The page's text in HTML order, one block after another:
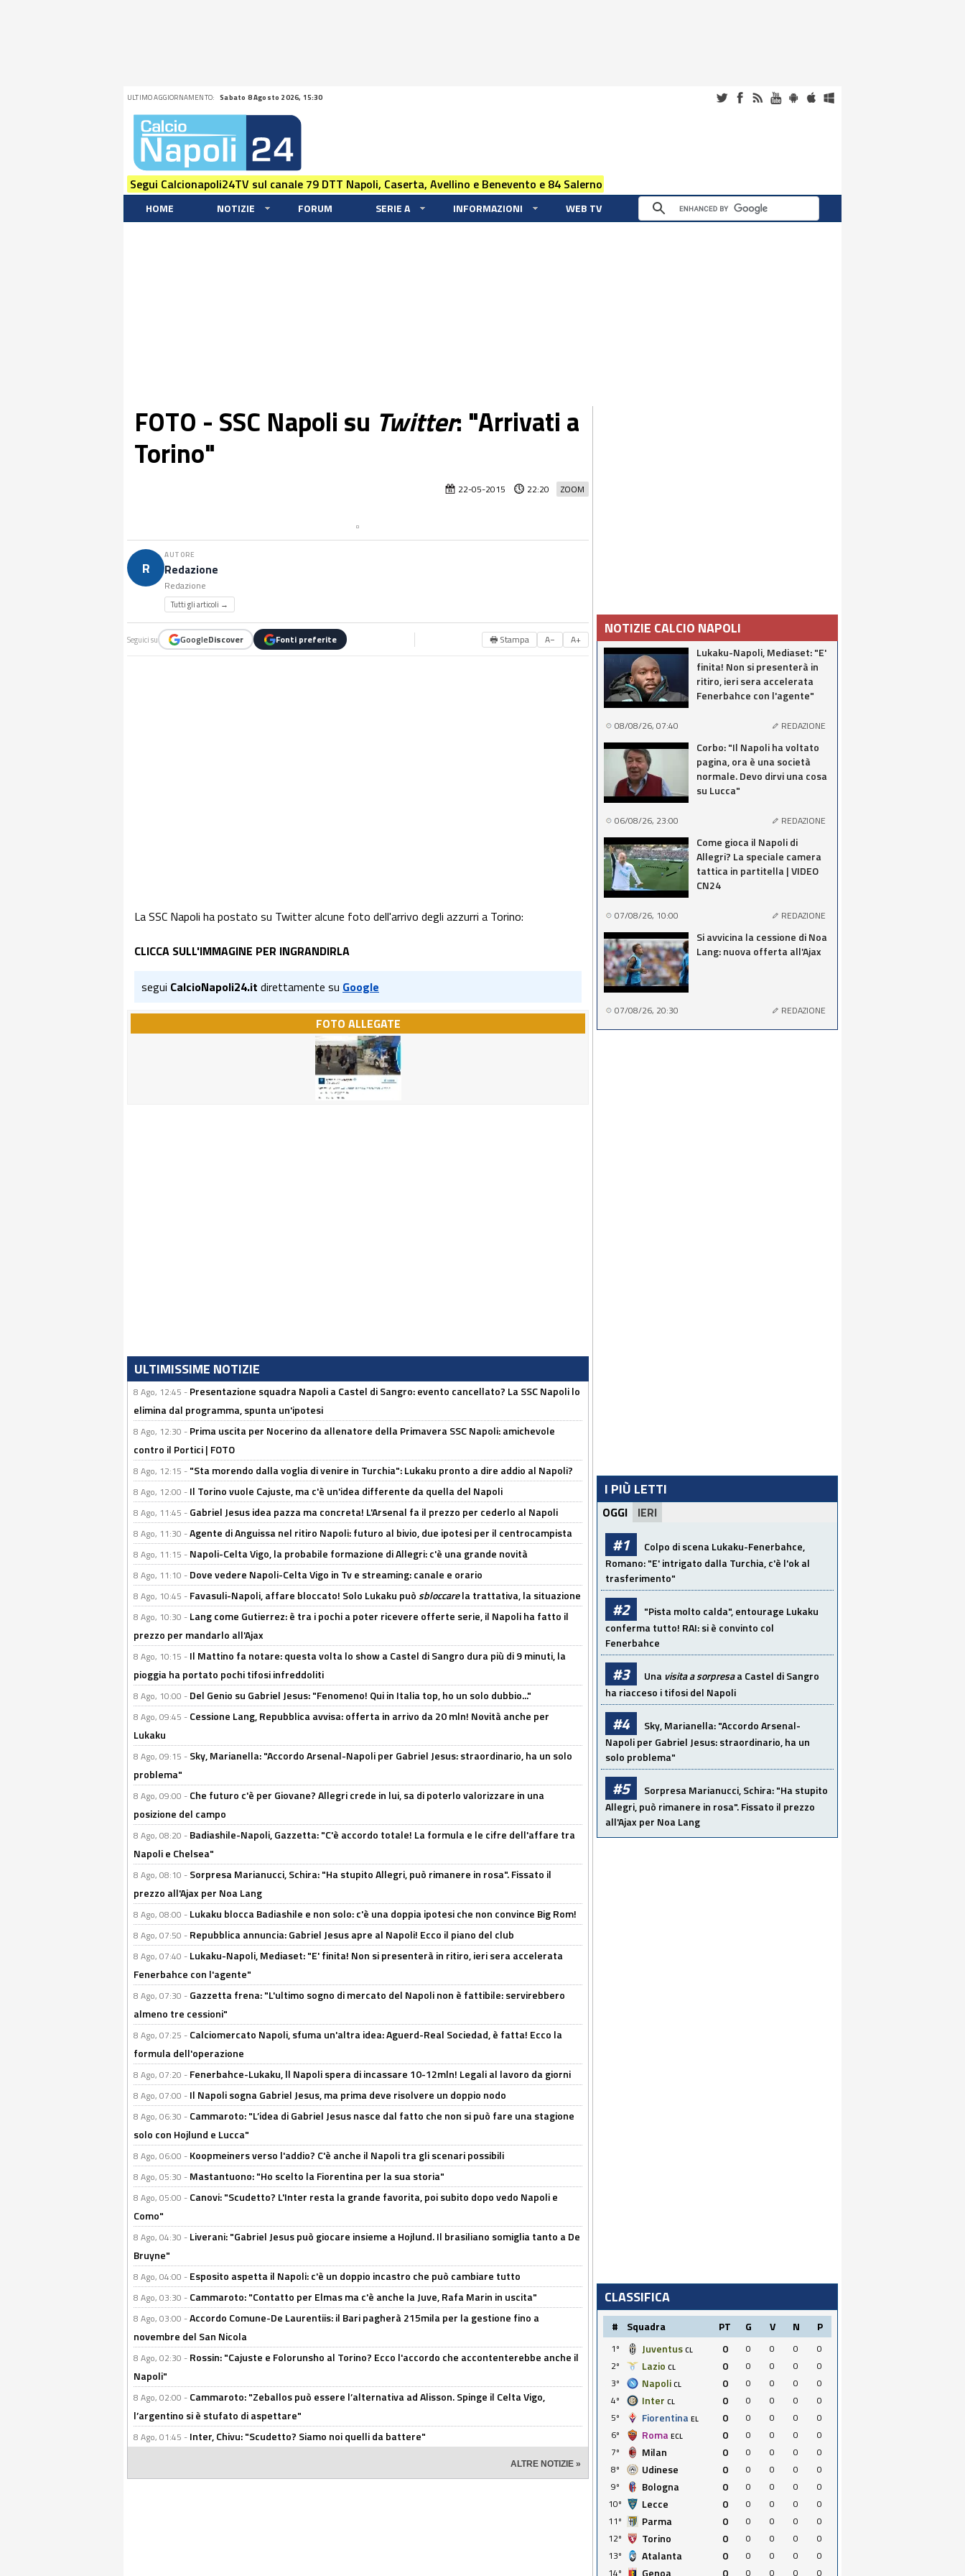
ULTIMO AGGIORNAMENTO: Sabato 8 Agosto 2026, 15:30
Segui Calcionapoli24TV sul canale 79 DTT Napoli, Caserta, Avellino e Benevento e 84 Salerno
HOME NOTIZIE FORUM SERIE A INFORMAZIONI WEB TV
FOTO - SSC Napoli su Twitter: "Arrivati a
Torino"
ZOOM
22-05-2015 22:20
R
AUTORE
Redazione
Redazione
Tutti gli articoli →
Seguici su GoogleDiscover Fonti preferite 🖶 Stampa A− A+
La SSC Napoli ha postato su Twitter alcune foto dell'arrivo degli azzurri a Torino:
CLICCA SULL'IMMAGINE PER INGRANDIRLA
segui CalcioNapoli24.it direttamente su Google
FOTO ALLEGATE
ULTIMISSIME NOTIZIE
8 Ago, 12:45 - Presentazione squadra Napoli a Castel di Sangro: evento cancellato? La SSC Napoli lo
elimina dal programma, spunta un'ipotesi
8 Ago, 12:30 - Prima uscita per Nocerino da allenatore della Primavera SSC Napoli: amichevole
contro il Portici | FOTO
8 Ago, 12:15 - "Sta morendo dalla voglia di venire in Turchia": Lukaku pronto a dire addio al Napoli?
8 Ago, 12:00 - Il Torino vuole Cajuste, ma c'è un'idea differente da quella del Napoli
8 Ago, 11:45 - Gabriel Jesus idea pazza ma concreta! L'Arsenal fa il prezzo per cederlo al Napoli
8 Ago, 11:30 -Agente di Anguissa nel ritiro Napoli: futuro al bivio, due ipotesi per il centrocampista
8 Ago, 11:15 - Napoli-Celta Vigo, la probabile formazione di Allegri: c'è una grande novità
8 Ago, 11:10 - Dove vedere Napoli-Celta Vigo in Tv e streaming: canale e orario
8 Ago, 10:45 - Favasuli-Napoli, affare bloccato! Solo Lukaku puòsbloccarela trattativa, la situazione
8 Ago, 10:30 - Lang come Gutierrez: è tra i pochi a poter ricevere offerte serie, il Napoli ha fatto il
prezzo per mandarlo all'Ajax
8 Ago, 10:15 - Il Mattino fa notare: questa volta lo show a Castel di Sangro dura più di 9 minuti, la
pioggia ha portato pochi tifosi infreddoliti
8 Ago, 10:00 - Del Genio su Gabriel Jesus: "Fenomeno! Qui in Italia top, ho un solo dubbio..."
8 Ago, 09:45 - Cessione Lang, Repubblica avvisa: offerta in arrivo da 20 mln! Novità anche per
Lukaku
8 Ago, 09:15 - Sky, Marianella: "Accordo Arsenal-Napoli per Gabriel Jesus: straordinario, ha un solo
problema"
8 Ago, 09:00 - Che futuro c'è per Giovane? Allegri crede in lui, sa di poterlo valorizzare in una
posizione del campo
8 Ago, 08:20 - Badiashile-Napoli, Gazzetta: "C'è accordo totale! La formula e le cifre dell'affare tra
Napoli e Chelsea"
8 Ago, 08:10 - Sorpresa Marianucci, Schira: "Ha stupito Allegri, può rimanere in rosa". Fissato il
prezzo all'Ajax per Noa Lang
8 Ago, 08:00 - Lukaku blocca Badiashile e non solo: c'è una doppia ipotesi che non convince Big Rom!
8 Ago, 07:50 - Repubblica annuncia: Gabriel Jesus apre al Napoli! Ecco il piano del club
8 Ago, 07:40 - Lukaku-Napoli, Mediaset: "E' finita! Non si presenterà in ritiro, ieri sera accelerata
Fenerbahce con l'agente"
8 Ago, 07:30 - Gazzetta frena: "L'ultimo sogno di mercato del Napoli non è fattibile: servirebbero
almeno tre cessioni"
8 Ago, 07:25 - Calciomercato Napoli, sfuma un'altra idea: Aguerd-Real Sociedad, è fatta! Ecco la
formula dell'operazione
8 Ago, 07:20 - Fenerbahce-Lukaku, ll Napoli spera di incassare 10-12mln! Legali al lavoro da giorni
8 Ago, 07:00 - Il Napoli sogna Gabriel Jesus, ma prima deve risolvere un doppio nodo
8 Ago, 06:30 - Cammaroto: "L’idea di Gabriel Jesus nasce dal fatto che non si può fare una stagione
solo con Hojlund e Lucca"
8 Ago, 06:00 - Koopmeiners verso l'addio? C'è anche il Napoli tra gli scenari possibili
8 Ago, 05:30 - Mastantuono: "Ho scelto la Fiorentina per la sua storia"
8 Ago, 05:00 - Canovi: "Scudetto? L'Inter resta la grande favorita, poi subito dopo vedo Napoli e
Como"
8 Ago, 04:30 - Liverani: "Gabriel Jesus può giocare insieme a Hojlund. Il brasiliano somiglia tanto a De
Bruyne"
8 Ago, 04:00 - Esposito aspetta il Napoli: c'è un doppio incastro che può cambiare tutto
8 Ago, 03:30 - Cammaroto: "Contatto per Elmas ma c'è anche la Juve, Rafa Marin in uscita"
8 Ago, 03:00 -Accordo Comune-De Laurentiis: il Bari pagherà 215mila per la gestione fino a
novembre del San Nicola
8 Ago, 02:30 - Rossin: "Cajuste e Folorunsho al Torino? Ecco l'accordo che accontenterebbe anche il
Napoli"
8 Ago, 02:00 - Cammaroto: "Zeballos può essere l’alternativa ad Alisson. Spinge il Celta Vigo,
l’argentino si è stufato di aspettare"
8 Ago, 01:45 - Inter, Chivu: "Scudetto? Siamo noi quelli da battere"
ALTRE NOTIZIE »
NOTIZIE CALCIO NAPOLI
Lukaku-Napoli, Mediaset: "E'
finita! Non si presenterà in
ritiro, ieri sera accelerata
Fenerbahce con l'agente"
08/08/26, 07:40 REDAZIONE
Corbo: "Il Napoli ha voltato
pagina, ora è una società
normale. Devo dirvi una cosa
su Lucca"
06/08/26, 23:00 REDAZIONE
Come gioca il Napoli di
Allegri? La speciale camera
tattica in partitella | VIDEO
CN24
07/08/26, 10:00 REDAZIONE
Si avvicina la cessione di Noa
Lang: nuova offerta all'Ajax
07/08/26, 20:30 REDAZIONE
I PIÙ LETTI
OGGI IERI
#1
Colpo di scena Lukaku-Fenerbahce,
Romano: "E' intrigato dalla Turchia, c'è l'ok al
trasferimento"
#2
"Pista molto calda", entourage Lukaku
conferma tutto! RAI: si è convinto col
Fenerbahce
#3 Una visita a sorpresaa Castel di Sangro
ha riacceso i tifosi del Napoli
#4
Sky, Marianella: "Accordo Arsenal-
Napoli per Gabriel Jesus: straordinario, ha un
solo problema"
#5
Sorpresa Marianucci, Schira: "Ha stupito
Allegri, può rimanere in rosa". Fissato il prezzo
all'Ajax per Noa Lang
CLASSIFICA
# Squadra PT G V N P
1º Juventus CL 0 0 0 0
0
2º
Lazio CL 0 0 0 0
0
3º
Napoli CL 0 0 0 0
0
4º
Inter CL 0 0 0 0
0
5º
Fiorentina EL 0 0 0 0
0
6º
Roma ECL 0 0 0 0
0
7º
Milan 0 0 0 0
0
8º
Udinese 0 0 0 0
0
9º
Bologna 0 0 0 0
0
10º
Lecce 0 0 0 0
0
11º
Parma 0 0 0 0
0
12º
Torino 0 0 0 0
0
13º
Atalanta 0 0 0 0
0
14º
Genoa 0 0 0 0 0